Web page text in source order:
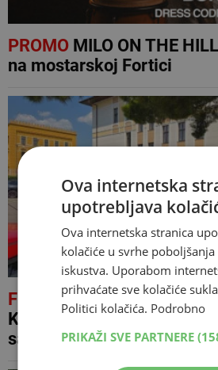
PROMOMILO ON THE
na mostarskoj Fortici
FOTO/VIDEOOtpušteni
Komunalno ušli u Vijećnicu:
sastanak s Kordićem i
Ova internetska
upotrebljava
Ova internetska stranica
kolačiće u svrhe
iskustva. Uporabom
prihvaćate sve kolačiće
Politici kolačića. Podrobno
PRIKAŽI SVE PARTNERE